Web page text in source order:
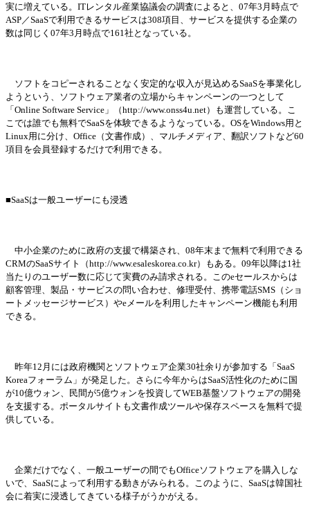
実に増えている。 ITレンタル産業協議会の調査によると、 07年3月時点で
ASP／SaaSで利用できるサー ビスは308項目、サー ビスを提供する企業の
数は同じく 07年3月時点で161社となっている。
ソフトをコピーされることなく安定的な収 入が見込めるSaaSを事業化し
ようという、ソフトウェア業者の立場からキャンペーンの一つとして
「 Online Software Service」（http://www.onss4u.net）も運営している。こ
こでは誰でも無料でSaaSを体験できるようなっている。 OSをWindows用と
Linux用に分け、Office（文書作成）、マルチメディア、翻訳 ソフトなど60
項目を会員登録するだけで利用できる。
■SaaSは一般ユーザーにも浸透
中小企業のために政府の支援で構築され、 08年末まで無料で利用できる
CRMのSaaSサイト（http://www.esaleskorea.co.kr）もある。09年以降は1社
当 たりのユーザー数に応 じて実費のみ請求される。このeセールスからは
顧客管理、製品 ・ サー ビスの問い合わせ、修理受付、携帯電話SMS（ショ
ー トメッセージサー ビス）やeメ ールを利用したキャンペーン機能も利用
できる。
昨年12月には政府機関 とソフトウェア企業30社余りが参加する「 SaaS
Koreaフォ ーラム」が発足した。さらに今年からはSaaS活性化のために 国
が10億ウォン、民間が5億ウォンを投資してWEB基盤ソフトウェアの開発
を支援する。ポータルサイトも文書作成ツールや保存スペースを無料で提
供している。
企業だけでなく、一般ユーザーの間でもOfficeソフトウェアを購入しな
いで、SaaSによって利用する動きがみられる。このように、SaaSは韓国社
会に着実に浸透してきている様子がうかがえる。